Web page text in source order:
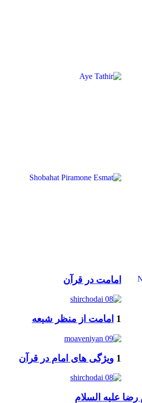
امامت در قرآن
1 امامت از منظر شیعه
1 ویژگی های امام در قرآن
رضا علیه السلام